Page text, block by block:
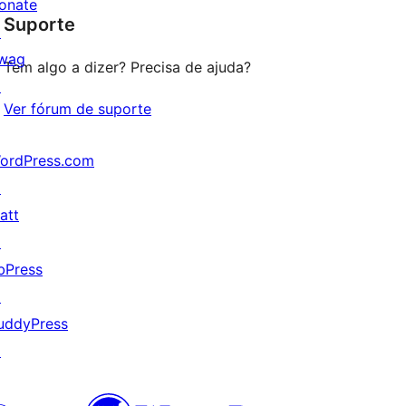
reviews
Suporte
Tem algo a dizer? Precisa de ajuda?
Ver fórum de suporte